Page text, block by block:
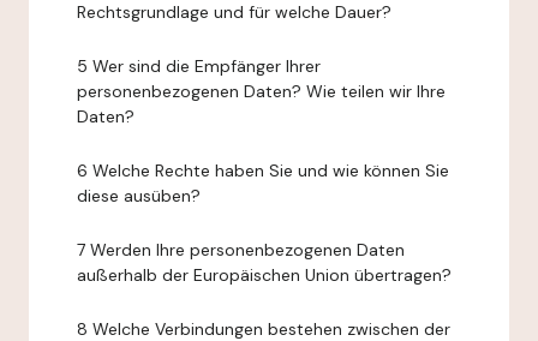
Rechtsgrundlage und für welche Dauer?
5 Wer sind die Empfänger Ihrer
personenbezogenen Daten? Wie teilen wir Ihre
Daten?
6 Welche Rechte haben Sie und wie können Sie
diese ausüben?
7 Werden Ihre personenbezogenen Daten
außerhalb der Europäischen Union übertragen?
8 Welche Verbindungen bestehen zwischen der